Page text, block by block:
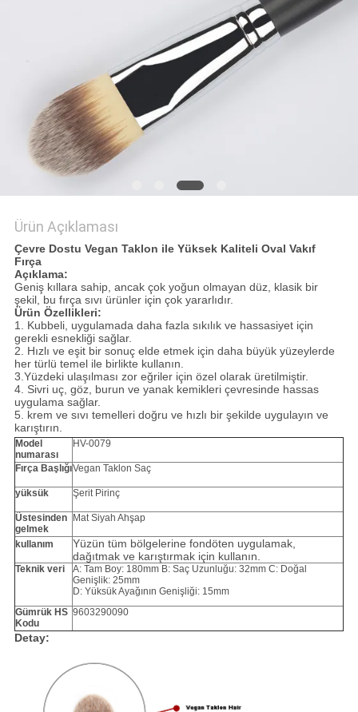
Ürün Açıklaması
Çevre Dostu Vegan Taklon ile Yüksek Kaliteli Oval Vakıf
Fırça
Açıklama:
Geniş kıllara sahip, ancak çok yoğun olmayan düz, klasik bir
şekil, bu fırça sıvı ürünler için çok yararlıdır.
Ürün Özellikleri:
1. Kubbeli, uygulamada daha fazla sıkılık ve hassasiyet için
gerekli esnekliği sağlar.
2. Hızlı ve eşit bir sonuç elde etmek için daha büyük yüzeylerde
her türlü temel ile birlikte kullanın.
3.Yüzdeki ulaşılması zor eğriler için özel olarak üretilmiştir.
4. Sivri uç, göz, burun ve yanak kemikleri çevresinde hassas
uygulama sağlar.
5. krem ​​ve sıvı temelleri doğru ve hızlı bir şekilde uygulayın ve
karıştırın.
Model
numarası
HV-0079
Fırça BaşlığıVegan Taklon Saç
yüksük Şerit Pirinç
Üstesinden
gelmek
Mat Siyah Ahşap
kullanım
Yüzün tüm bölgelerine fondöten uygulamak,
dağıtmak ve karıştırmak için kullanın.
Teknik veri
A: Tam Boy: 180mm B: Saç Uzunluğu: 32mm C: Doğal
Genişlik: 25mm
D: Yüksük Ayağının Genişliği: 15mm
Gümrük HS
Kodu
9603290090
Detay: